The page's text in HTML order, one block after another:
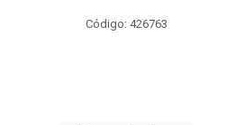
Código: 426763